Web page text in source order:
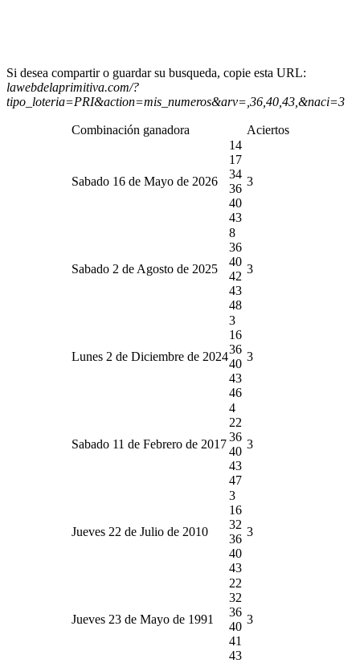
Si desea compartir o guardar su busqueda, copie esta URL:
lawebdelaprimitiva.com/?
tipo_loteria=PRI&action=mis_numeros&arv=,36,40,43,&naci=3
Combinación ganadora Aciertos
Sabado 16 de Mayo de 2026
14
17
34
36
40
43
3
Sabado 2 de Agosto de 2025
8
36
40
42
43
48
3
Lunes 2 de Diciembre de 2024
3
16
36
40
43
46
3
Sabado 11 de Febrero de 2017
4
22
36
40
43
47
3
Jueves 22 de Julio de 2010
3
16
32
36
40
43
3
Jueves 23 de Mayo de 1991
22
32
36
40
41
43
3